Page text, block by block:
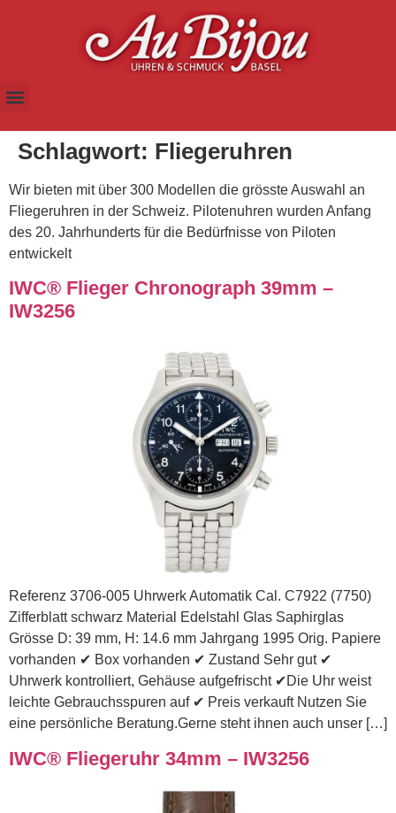
Schlagwort: Fliegeruhren
Wir bieten mit über 300 Modellen die grösste Auswahl an
Fliegeruhren in der Schweiz. Pilotenuhren wurden Anfang
des 20. Jahrhunderts für die Bedürfnisse von Piloten
entwickelt
IWC® Flieger Chronograph 39mm –
IW3256
Referenz 3706-005 Uhrwerk Automatik Cal. C7922 (7750)
Zifferblatt schwarz Material Edelstahl Glas Saphirglas
Grösse D: 39 mm, H: 14.6 mm Jahrgang 1995 Orig. Papiere
vorhanden ✔ Box vorhanden ✔ Zustand Sehr gut ✔
Uhrwerk kontrolliert, Gehäuse aufgefrischt ✔Die Uhr weist
leichte Gebrauchsspuren auf ✔ Preis verkauft Nutzen Sie
eine persönliche Beratung.Gerne steht ihnen auch unser […]
IWC® Fliegeruhr 34mm – IW3256